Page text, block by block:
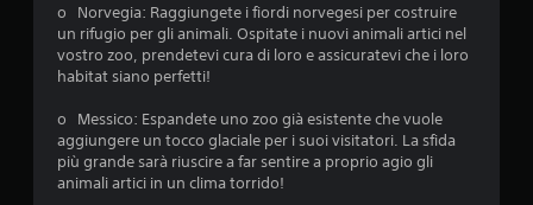
o Norvegia: Raggiungete i fiordi norvegesi per costruire
un rifugio per gli animali. Ospitate i nuovi animali artici nel
vostro zoo, prendetevi cura di loro e assicuratevi che i loro
habitat siano perfetti!
o Messico: Espandete uno zoo già esistente che vuole
aggiungere un tocco glaciale per i suoi visitatori. La sfida
più grande sarà riuscire a far sentire a proprio agio gli
animali artici in un clima torrido!